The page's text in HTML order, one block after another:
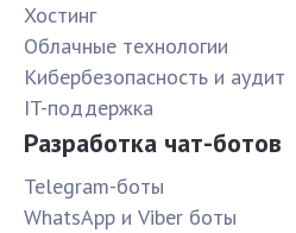
Хостинг
Облачные технологии
Кибербезопасность и аудит
IT-поддержка
Разработка чат-ботов
Telegram-боты
WhatsApp и Viber боты